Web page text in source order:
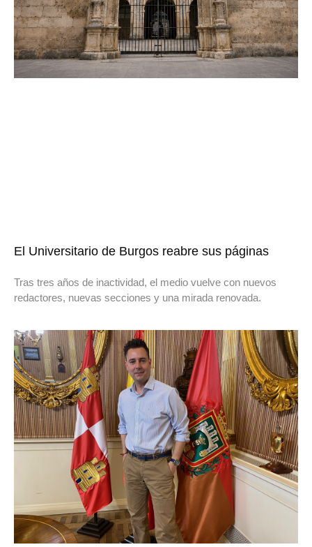
El Universitario de Burgos reabre sus páginas
Tras tres años de inactividad, el medio vuelve con nuevos
redactores, nuevas secciones y una mirada renovada.